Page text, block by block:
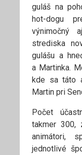
guláš na
hot-dogu
výnimočný
strediska
gulášu a
a Martinka.
kde sa táto
Martin pri
Počet
takmer
animátori,
jednotlivé